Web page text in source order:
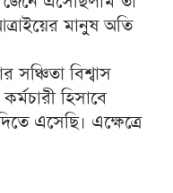
মানুষ অতি
সঞ্চিতা বিশ্বাস
হিসাবে
এসেছি। এক্ষেত্রে